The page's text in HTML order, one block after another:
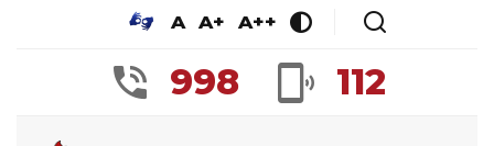
A A+ A++
998 112